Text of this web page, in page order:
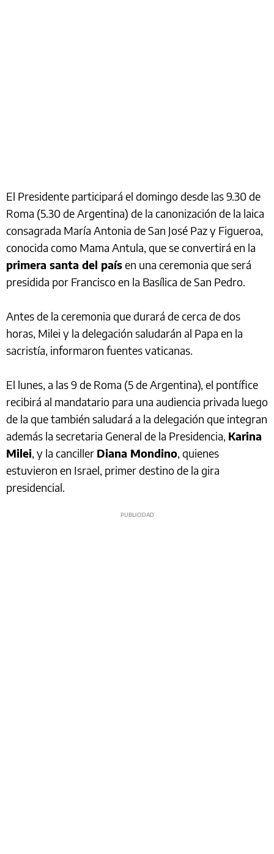
El Presidente participará el domingo desde las 9.30 de
Roma (5.30 de Argentina) de la canonización de la laica
consagrada María Antonia de San José Paz y Figueroa,
conocida como Mama Antula, que se convertirá en la
primera santa del paísen una ceremonia que será
presidida por Francisco en la Basílica de San Pedro.
Antes de la ceremonia que durará de cerca de dos
horas, Milei y la delegación saludarán al Papa en la
sacristía, informaron fuentes vaticanas.
El lunes, a las 9 de Roma (5 de Argentina), el pontífice
recibirá al mandatario para una audiencia privada luego
de la que también saludará a la delegación que integran
además la secretaria General de la Presidencia, Karina
Milei, y la canciller Diana Mondino, quienes
estuvieron en Israel, primer destino de la gira
presidencial.